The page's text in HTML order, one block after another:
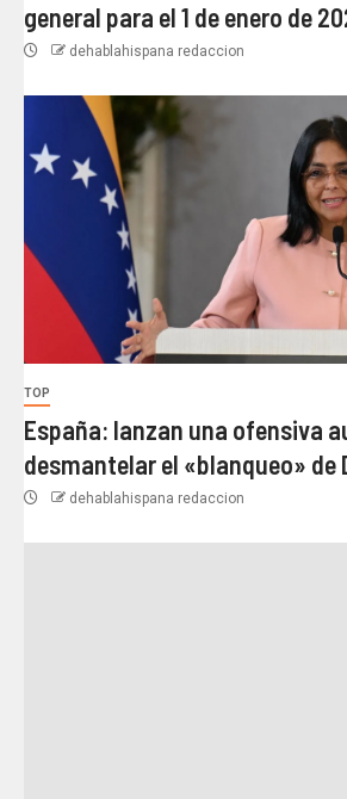
general para el 1 de enero de
dehablahispana redaccion
TOP
España: lanzan una ofensiva
desmantelar el «blanqueo» de
dehablahispana redaccion